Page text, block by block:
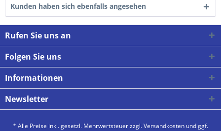
Kunden haben sich ebenfalls angesehen
Rufen Sie uns an
Folgen Sie uns
Informationen
Newsletter
* Alle Preise inkl. gesetzl. Mehrwertsteuer zzgl.Versandkosten und ggf.